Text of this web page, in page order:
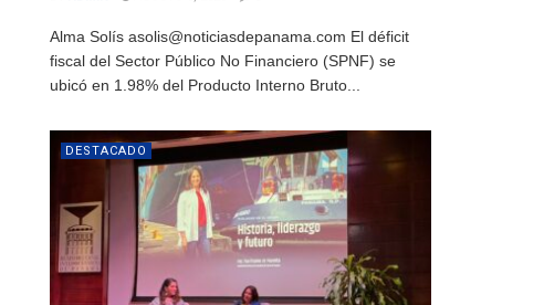
Alma Solís asolis@noticiasdepanama.com El déficit
fiscal del Sector Público No Financiero (SPNF) se
ubicó en 1.98% del Producto Interno Bruto...
DESTACADO